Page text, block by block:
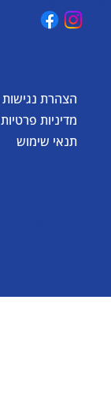
הצהרת נגישות
מדיניות פרטיות
תנאי שימוש